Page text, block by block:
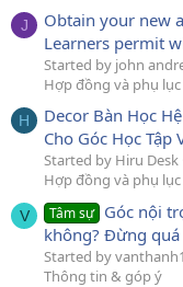
J
Obtain your new
Learners permit
Started by john
Hợp đồng và phụ
H
Decor Bàn Học
Cho Góc Học Tập
Started by Hiru Desk
Hợp đồng và phụ
V Tâm sự Góc nội
không? Đừng
Started by vanthanh1
Thông tin & góp ý